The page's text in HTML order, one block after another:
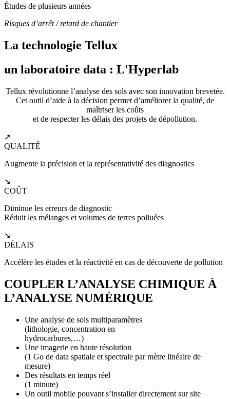
Études de plusieurs années
Risques d’arrêt / retard de chantier
La technologie Tellux
un laboratoire data : L'Hyperlab
Tellux révolutionne l’analyse des sols avec son innovation brevetée.
Cet outil d’aide à la décision permet d’améliorer la qualité, de
maîtriser les coûts
et de respecter les délais des projets de dépollution.
➚
QUALITÉ
Augmente la précision et la représentativité des diagnostics
➘
COÛT
Diminue les erreurs de diagnostic
Réduit les mélanges et volumes de terres polluées
➘
DÉLAIS
Accélère les études et la réactivité en cas de découverte de pollution
COUPLER L’ANALYSE CHIMIQUE À
L’ANALYSE NUMÉRIQUE
Une analyse de sols multiparamètres
(lithologie, concentration en
hydrocarbures,…)
Une imagerie en haute résolution
(1 Go de data spatiale et spectrale par mètre linéaire de
mesure)
Des résultats en temps réel
(1 minute)
Un outil mobile pouvant s’installer directement sur site